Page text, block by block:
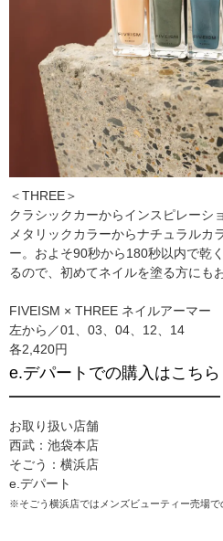
＜THREE＞
クラシックカーからインスピレーシ
メタリックカラーからナチュラルカ
ー。およそ90秒から180秒以内で乾
るので、初めてネイルを塗る方にも
FIVEISM × THREE ネイルアーマー
左から／01、03、04、12、14
各2,420円
e.デパートでの購入はこちら
お取り扱い店舗
西武：池袋本店
そごう：横浜店
e.デパート
※そごう横浜店ではメンズビューティー売場で